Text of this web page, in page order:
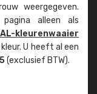
weer­gegeven.
alleen als
kleuren­waaier
U heeft al een
(exclusief BTW).